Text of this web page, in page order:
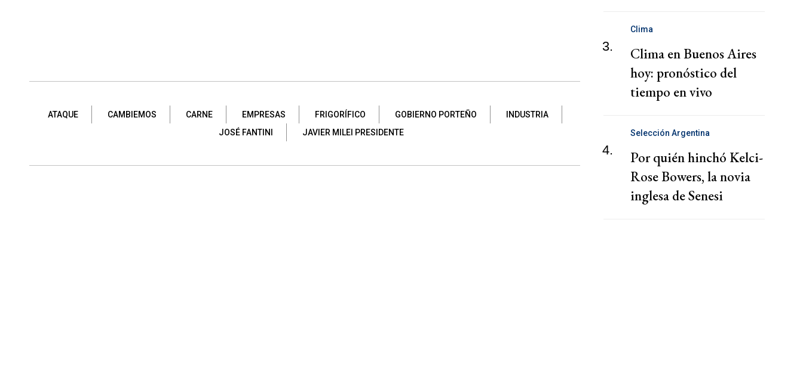
ATAQUE CAMBIEMOS CARNE EMPRESAS FRIGORÍFICO GOBIERNO PORTEÑO
INDUSTRIA
JOSÉ FANTINI
JAVIER MILEI PRESIDENTE
3.
Clima
Clima en Buenos Aires
hoy: pronóstico del
tiempo en vivo
4.
Selección Argentina
Por quién hinchó Kelci-
Rose Bowers, la novia
inglesa de Senesi